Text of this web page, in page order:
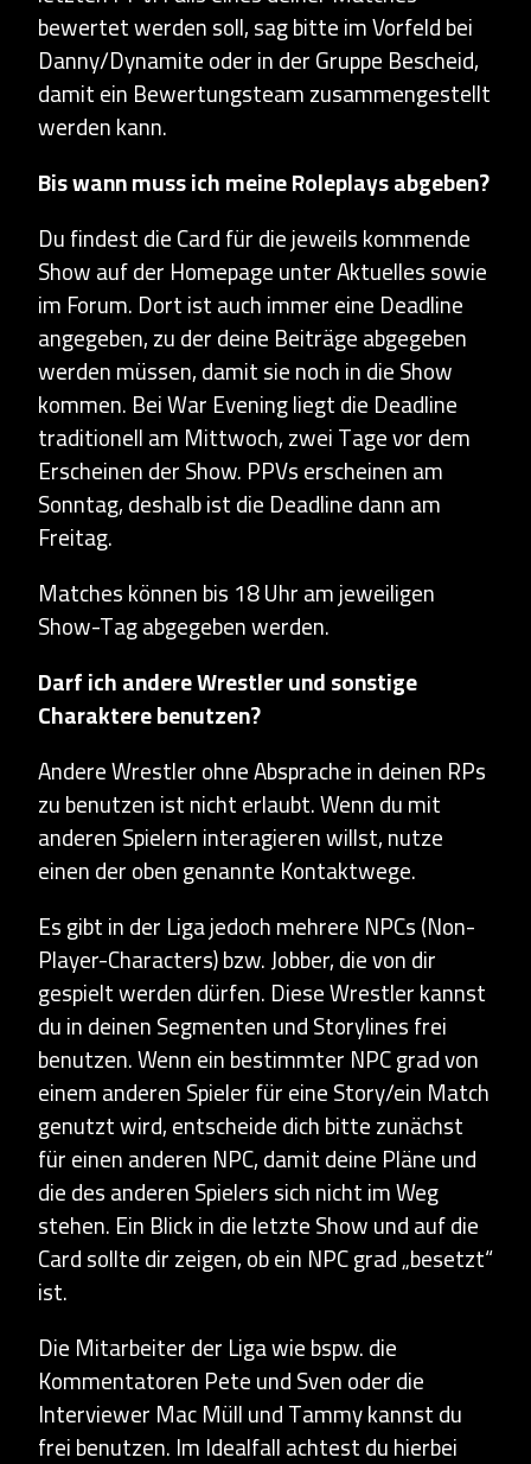
bewertet werden soll, sag bitte im Vorfeld bei
Danny/Dynamite oder in der Gruppe Bescheid,
damit ein Bewertungsteam zusammengestellt
werden kann.
Bis wann muss ich meine Roleplays abgeben?
Du findest die Card für die jeweils kommende
Show auf der Homepage unter Aktuelles sowie
im Forum. Dort ist auch immer eine Deadline
angegeben, zu der deine Beiträge abgegeben
werden müssen, damit sie noch in die Show
kommen. Bei War Evening liegt die Deadline
traditionell am Mittwoch, zwei Tage vor dem
Erscheinen der Show. PPVs erscheinen am
Sonntag, deshalb ist die Deadline dann am
Freitag.
Matches können bis 18 Uhr am jeweiligen
Show-Tag abgegeben werden.
Darf ich andere Wrestler und sonstige
Charaktere benutzen?
Andere Wrestler ohne Absprache in deinen RPs
zu benutzen ist nicht erlaubt. Wenn du mit
anderen Spielern interagieren willst, nutze
einen der oben genannte Kontaktwege.
Es gibt in der Liga jedoch mehrere NPCs (Non-
Player-Characters) bzw. Jobber, die von dir
gespielt werden dürfen. Diese Wrestler kannst
du in deinen Segmenten und Storylines frei
benutzen. Wenn ein bestimmter NPC grad von
einem anderen Spieler für eine Story/ein Match
genutzt wird, entscheide dich bitte zunächst
für einen anderen NPC, damit deine Pläne und
die des anderen Spielers sich nicht im Weg
stehen. Ein Blick in die letzte Show und auf die
Card sollte dir zeigen, ob ein NPC grad „besetzt“
ist.
Die Mitarbeiter der Liga wie bspw. die
Kommentatoren Pete und Sven oder die
Interviewer Mac Müll und Tammy kannst du
frei benutzen. Im Idealfall achtest du hierbei